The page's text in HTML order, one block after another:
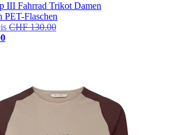
III Fahrrad Trikot Damen
PET-Flaschen
CHF 130.00